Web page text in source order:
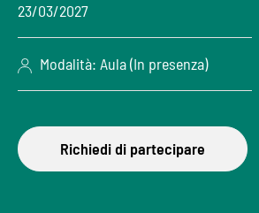
23/03/2027
Modalità: Aula (In presenza)
Richiedi di partecipare